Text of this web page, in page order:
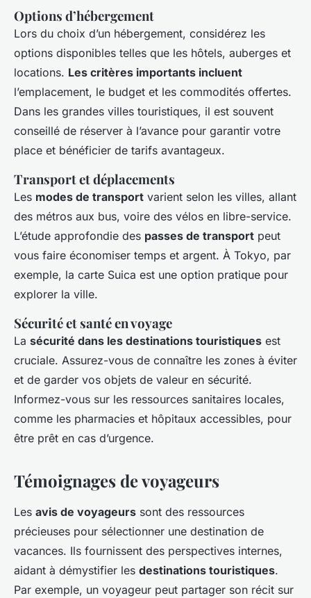
Options d’hébergement
Lors du choix d’un hébergement, considérez les
options disponibles telles que les hôtels, auberges et
locations. Les critères importants incluent
l’emplacement, le budget et les commodités offertes.
Dans les grandes villes touristiques, il est souvent
conseillé de réserver à l’avance pour garantir votre
place et bénéficier de tarifs avantageux.
Transport et déplacements
Les modes de transport varient selon les villes, allant
des métros aux bus, voire des vélos en libre-service.
L’étude approfondie des passes de transport peut
vous faire économiser temps et argent. À Tokyo, par
exemple, la carte Suica est une option pratique pour
explorer la ville.
Sécurité et santé en voyage
La sécurité dans les destinations touristiques est
cruciale. Assurez-vous de connaître les zones à éviter
et de garder vos objets de valeur en sécurité.
Informez-vous sur les ressources sanitaires locales,
comme les pharmacies et hôpitaux accessibles, pour
être prêt en cas d’urgence.
Témoignages de voyageurs
Les avis de voyageurs sont des ressources
précieuses pour sélectionner une destination de
vacances. Ils fournissent des perspectives internes,
aidant à démystifier les destinations touristiques.
Par exemple, un voyageur peut partager son récit sur